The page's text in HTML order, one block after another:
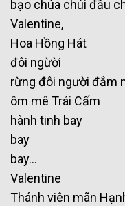
bạo chúa chúi đầu
Valentine,
Hoa Hồng Hát
đôi ngừời
rừng đôi người đắm
ôm mê Trái Cấm
hành tinh bay
bay
bay…
Valentine
Thánh viên mãn